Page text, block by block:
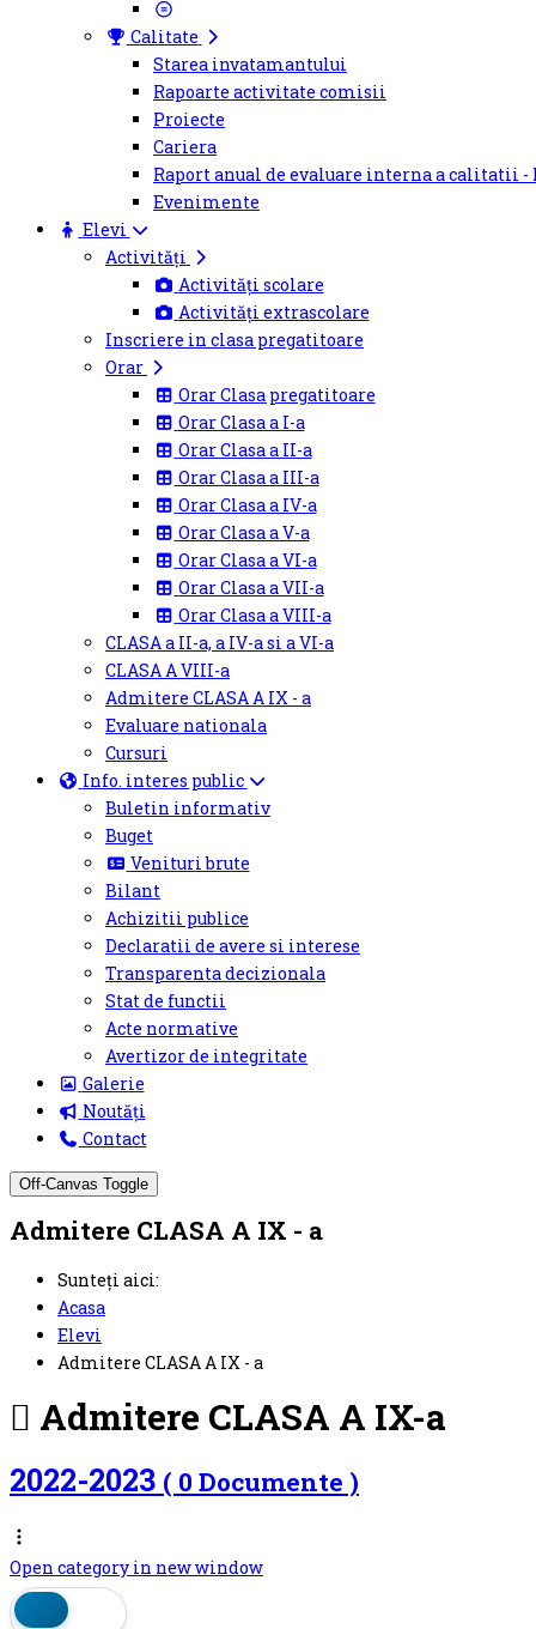
Calitate
Starea invatamantului
Rapoarte activitate comisii
Proiecte
Cariera
Raport anual de evaluare interna a calitatii -
Evenimente
Elevi
Activități
Activități scolare
Activități extrascolare
Inscriere in clasa pregatitoare
Orar
Orar Clasa pregatitoare
Orar Clasa a I-a
Orar Clasa a II-a
Orar Clasa a III-a
Orar Clasa a IV-a
Orar Clasa a V-a
Orar Clasa a VI-a
Orar Clasa a VII-a
Orar Clasa a VIII-a
CLASA a II-a, a IV-a si a VI-a
CLASA A VIII-a
Admitere CLASA A IX - a
Evaluare nationala
Cursuri
Info. interes public
Buletin informativ
Buget
Venituri brute
Bilant
Achizitii publice
Declaratii de avere si interese
Transparenta decizionala
Stat de functii
Acte normative
Avertizor de integritate
Galerie
Noutăți
Contact
Off-Canvas Toggle
Admitere CLASA A IX - a
Sunteți aici:
Acasa
Elevi
Admitere CLASA A IX - a
Admitere CLASA A IX-a
2022-2023 ( 0 Documente )
Open category in new window